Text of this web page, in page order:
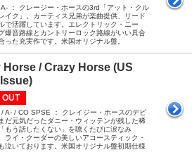
： クレージー・ホースの3rd「アット・クル
イク」。カーティス兄弟が楽曲提供、リード
で活躍しています。エレクトリック・ニー
爆音路線とカントリーロック路線がいい具合
った充実作です。米国オリジナル盤。
Horse / Crazy Horse (US
OUT
A- / CO SPSE ： クレイジー・ホースのデビ
だ元気だったダニー・ウィッテンが残した稀
もう話したくない」を聴くたびに涙なみ
ライ・クーダーの美しいアコースティック・
泣いております。米国オリジナル盤初期仕様